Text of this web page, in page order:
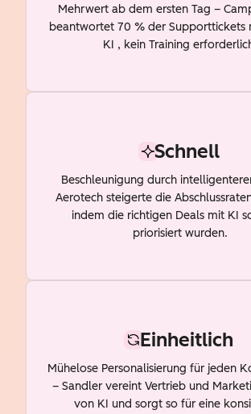
Mehrwert ab dem ersten Tag –
beantwortet 70 % der Supporttickets
KI , kein Training
Schnell
Beschleunigung durch
Aerotech steigerte die
indem die richtigen Deals mit KI
priorisiert wurden.
Einheitlich
Mühelose Personalisierung für jeden
– Sandler vereint Vertrieb und
von KI und sorgt so für eine